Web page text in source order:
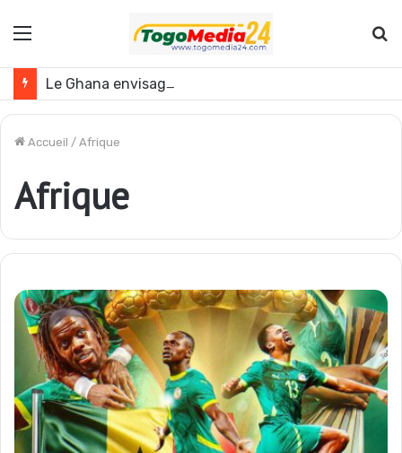
Menu
Le Ghana envisage des réformes politiques
Accueil / Afrique
Afrique